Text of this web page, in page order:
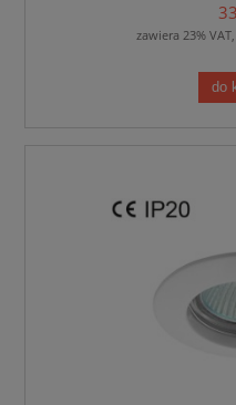
zawiera 23%
do